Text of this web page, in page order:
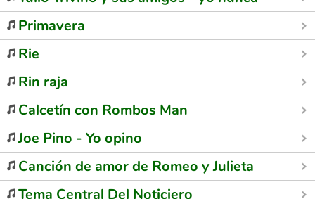
Primavera
Rie
Rin raja
Calcetín con Rombos Man
Joe Pino - Yo opino
Canción de amor de Romeo y Julieta
Tema Central Del Noticiero